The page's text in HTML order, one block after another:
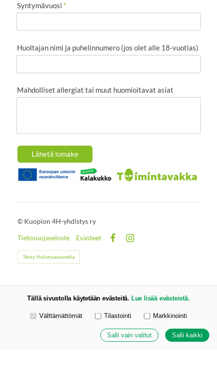
Syntymävuosi *
Huoltajan nimi ja puhelinnumero (jos olet alle 18-vuotias)
Mahdolliset allergiat tai muut huomioitavat asiat
Lähetä lomake
© Kuopion 4H-yhdistys ry
Tietosuojaseloste
Evästeet
Tehty Yhdistysavaimella
Tällä sivustolla käytetään evästeitä. Lue lisää evästeistä.
Valitse käytettävät evästeet
Välttämättömät Tilastointi Markkinointi
Salli vain valitut Salli kaikki